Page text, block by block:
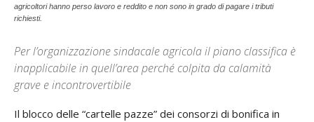
agricoltori hanno perso lavoro e reddito e non sono in grado di pagare i tributi
richiesti.
Per l’organizzazione sindacale agricola il piano classifica è
inapplicabile in quell’area perché colpita da calamità
grave e incontrovertibile
Il blocco delle “cartelle pazze” dei consorzi di bonifica in